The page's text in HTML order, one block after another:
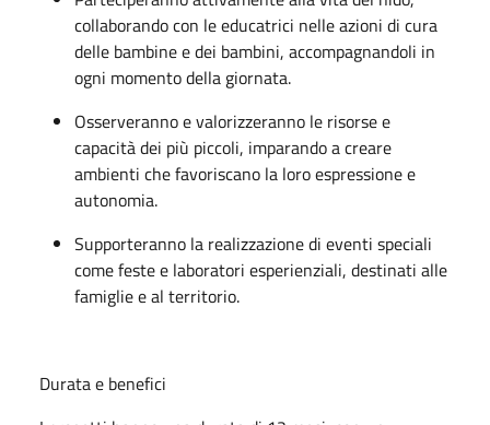
collaborando con le educatrici nelle azioni di cura
delle bambine e dei bambini, accompagnandoli in
ogni momento della giornata.
Osserveranno e valorizzeranno le risorse e
capacità dei più piccoli, imparando a creare
ambienti che favoriscano la loro espressione e
autonomia.
Supporteranno la realizzazione di eventi speciali
come feste e laboratori esperienziali, destinati alle
famiglie e al territorio.
Durata e benefici